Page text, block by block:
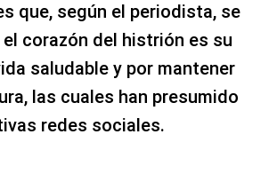
que, según el periodista, se
corazón del histrión es su
saludable y por mantener
las cuales han presumido
redes sociales.